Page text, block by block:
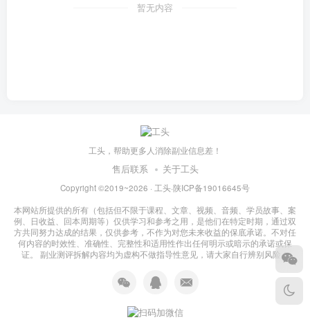
暂无内容
工头，帮助更多人消除副业信息差！
售后联系 关于工头
Copyright ©2019~2026 · 工头·陕ICP备19016645号
本网站所提供的所有（包括但不限于课程、文章、视频、音频、学员故事、案
例、日收益、回本周期等）仅供学习和参考之用，是他们在特定时期，通过双
方共同努力达成的结果，仅供参考，不作为对您未来收益的保底承诺。不对任
何内容的时效性、准确性、完整性和适用性作出任何明示或暗示的承诺或保
证。 副业测评拆解内容均为虚构不做指导性意见，请大家自行辨别风险！